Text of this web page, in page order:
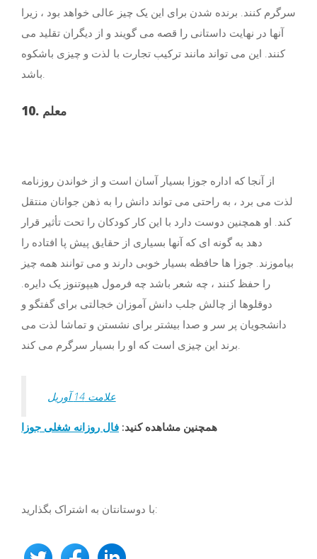
سرگرم کنند. برنده شدن برای این یک چیز عالی خواهد بود ، زیرا
آنها در نهایت داستانی را قصه می گویند و از دیگران تقلید می
کنند. این می تواند مانند ترکیب تجارت با لذت و چیزی باشکوه
10. معلم
از آنجا که اداره جوزا بسیار آسان است و از خواندن روزنامه
لذت می برد ، به راحتی می تواند دانش را به ذهن جوانان منتقل
کند. او همچنین دوست دارد با این کار کودکان را تحت تأثیر قرار
دهد به گونه ای که آنها بسیاری از حقایق پیش پا افتاده را
بیاموزند. جوزا ها حافظه بسیار خوبی دارند و می توانند همه چیز
را حفظ کنند ، چه شعر باشد چه فرمول هیپوتنوز یک دایره.
دوقلوها از چالش جلب دانش آموزان خجالتی برای گفتگو و
دانشجویان پر سر و صدا بیشتر برای نشستن و تماشا لذت می
علامت 14 آوریل
همچنین مشاهده کنید: فال روزانه شغلی جوزا
با دوستانتان به اشتراک بگذارید: